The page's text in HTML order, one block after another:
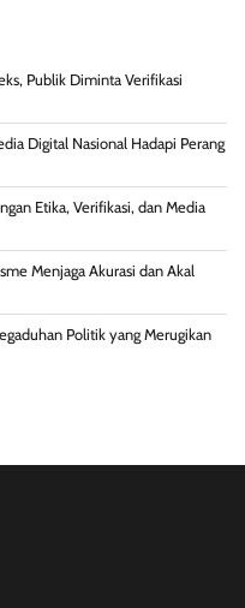
Publik Diminta Verifikasi
Digital Nasional Hadapi Perang
Etika, Verifikasi, dan Media
Menjaga Akurasi dan Akal
Politik yang Merugikan